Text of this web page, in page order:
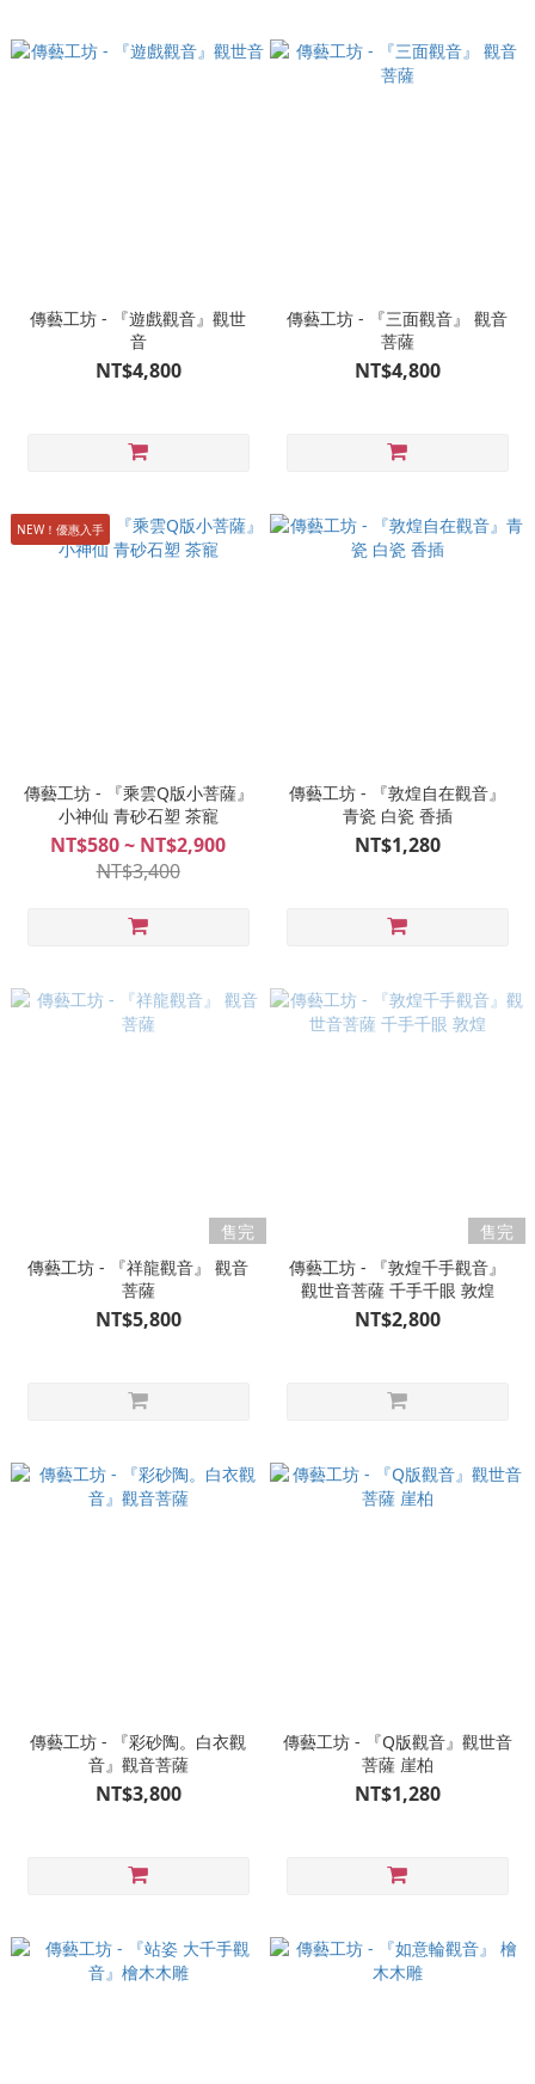
傳藝工坊 - 『遊戲觀音』觀世
音
NT$4,800
傳藝工坊 - 『三面觀音』 觀音
菩薩
NT$4,800
NEW！優惠入手
傳藝工坊 - 『乘雲Q版小菩薩』
小神仙 青砂石塑 茶寵
NT$580 ~ NT$2,900
NT$3,400
傳藝工坊 - 『敦煌自在觀音』
青瓷 白瓷 香插
NT$1,280
售完
傳藝工坊 - 『祥龍觀音』 觀音
菩薩
NT$5,800
售完
傳藝工坊 - 『敦煌千手觀音』
觀世音菩薩 千手千眼 敦煌
NT$2,800
傳藝工坊 - 『彩砂陶。白衣觀
音』觀音菩薩
NT$3,800
傳藝工坊 - 『Q版觀音』觀世音
菩薩 崖柏
NT$1,280